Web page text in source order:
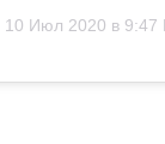
10 Июл 2020 в 9:47